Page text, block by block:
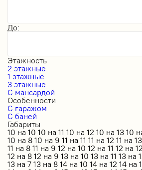
До:
Этажность
2 этажные
1 этажные
3 этажные
С мансардой
Особенности
С гаражом
С баней
Габариты
10 на 10 10 на 11 10 на 12 10 на 13 10
10 на 8 10 на 9 11 на 11 11 на 12 11 на 13
11 на 8 11 на 9 12 на 10 12 на 11 12 на 12
12 на 8 12 на 9 13 на 10 13 на 11 13 на
13 на 7 13 на 8 14 на 10 14 на 12 14 на